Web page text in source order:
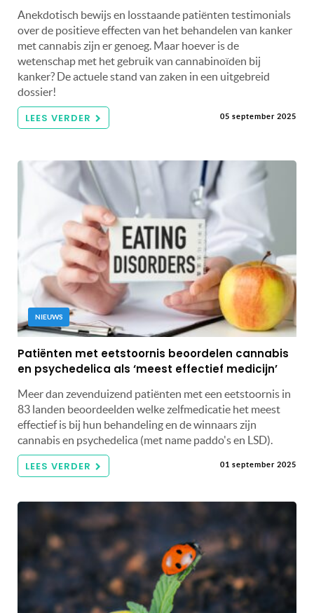
Anekdotisch bewijs en losstaande patiënten testimonials
over de positieve effecten van het behandelen van kanker
met cannabis zijn er genoeg. Maar hoever is de
wetenschap met het gebruik van cannabinoïden bij
kanker? De actuele stand van zaken in een uitgebreid
dossier!
LEES VERDER 05 september 2025
NIEUWS
Patiënten met eetstoornis beoordelen cannabis
en psychedelica als ‘meest effectief medicijn’
Meer dan zevenduizend patiënten met een eetstoornis in
83 landen beoordeelden welke zelfmedicatie het meest
effectief is bij hun behandeling en de winnaars zijn
cannabis en psychedelica (met name paddo's en LSD).
LEES VERDER 01 september 2025